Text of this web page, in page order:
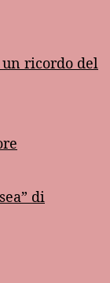
un ricordo del
di